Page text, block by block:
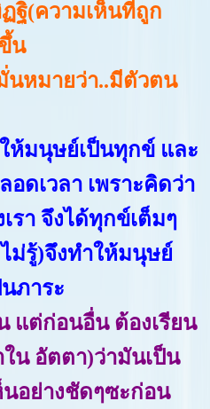
ฐิ(ความเห็นที่ถูก
น
หมายว่า..มีตัวตน
ห้มนุษย์เป็นทุกข์ และ
ดเวลา เพราะคิดว่า
รา จึงได้ทุกข์เต็มๆ
ม่รู้)จึงทำให้มนุษย์
ภาระ
แต่ก่อนอื่น ต้องเรียน
น อัตตา)ว่ามันเป็น
นอย่างชัดๆซะก่อน